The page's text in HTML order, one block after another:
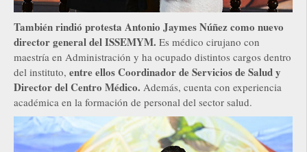
También rindió protesta Antonio Jaymes Núñez como nuevo
director general del ISSEMYM. Es médico cirujano con
maestría en Administración y ha ocupado distintos cargos dentro
del instituto, entre ellos Coordinador de Servicios de Salud y
Director del Centro Médico. Además, cuenta con experiencia
académica en la formación de personal del sector salud.